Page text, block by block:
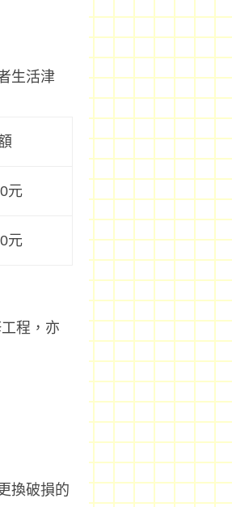
生活津
元
元
程，亦
換破損的